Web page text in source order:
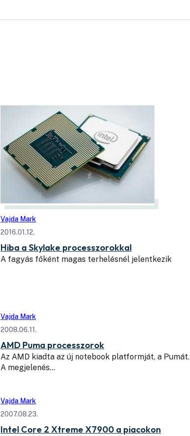
Vajda Mark
2016.01.12.
Hiba a Skylake processzorokkal
A fagyás főként magas terhelésnél jelentkezik
Vajda Mark
2008.06.11.
AMD Puma processzorok
Az AMD kiadta az új notebook platformját, a Pumát.
A megjelenés…
Vajda Mark
2007.08.23.
Intel Core 2 Xtreme X7900 a piacokon